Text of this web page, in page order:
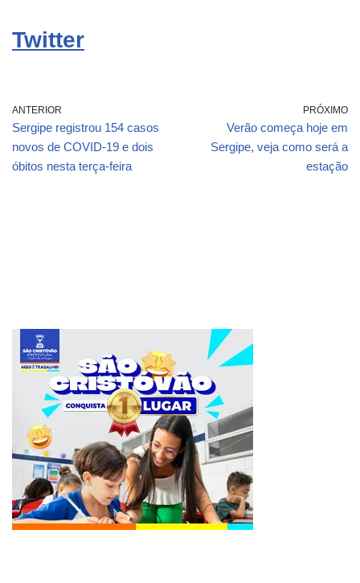
Twitter
ANTERIOR
Sergipe registrou 154 casos
novos de COVID-19 e dois
óbitos nesta terça-feira
PRÓXIMO
Verão começa hoje em
Sergipe, veja como será a
estação